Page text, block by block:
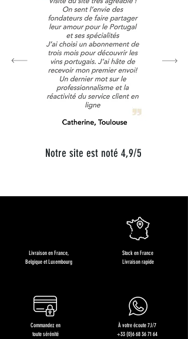
Notre site est noté 4,9/5
Livraison en France,
Belgique et Luxembourg
Commandez en
toute sérénité
Stock en France
Livraison rapide
À votre écoute 7J/7
+33 (0)6 68 36 71 64